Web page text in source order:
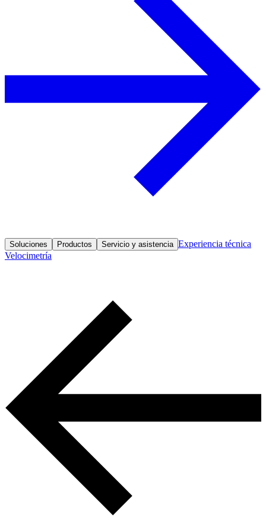
Soluciones Productos Servicio y asistencia Experiencia técnica
Velocimetría